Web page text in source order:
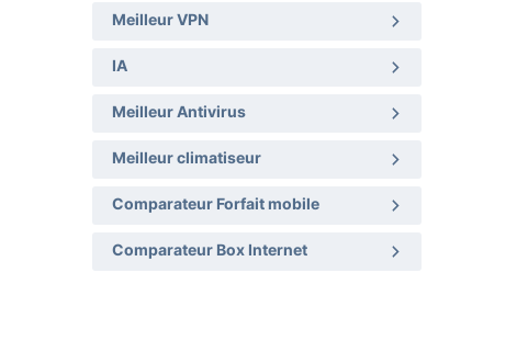
Meilleur VPN
IA
Meilleur Antivirus
Meilleur climatiseur
Comparateur Forfait mobile
Comparateur Box Internet